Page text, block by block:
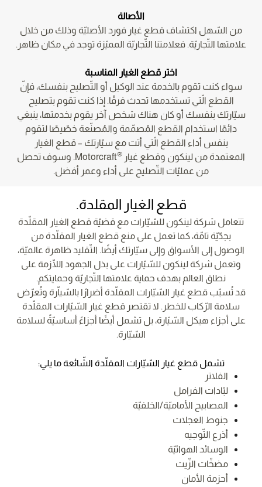
الأصالة
من السّهل اكتشاف قطع غيار فورد الأصليّة وذلك من خلال
علامتها التّجاريّة. فعلامتنا التّجاريّة المميّزة توجد في مكان ظاهر.
اختر قطع الغيار المناسبة
سواء كنت تقوم بالخدمة عند الوكيل أو التّصليح بنفسك، فإنّ
القطع الّتي تستخدمها تحدث فرقًا. إذا كنت تقوم بتصليح
سيّارتك بنفسك أو كان هناك شخص آخر يقوم بخدمتها، ينبغي
دائمًا استخدام القطع المُصمّمة والمُصنّعة خصّيصًا لتقوم
بنفس أداء القطع الّتي أتت مع سيّارتك – قطع الغيار
المعتمدة من لينكون وقطع غيار ®
Motorcraft. وسوف تحصل
من عمليّات التّصليح على أداء وعمر أفضل.
قطع الغيار المقلدة.
تتعامل شركة لينكون للسّيّارات مع قضيّة قطع الغيار المقلّدة
بجدّيّة تامّة، كما تعمل على منع قطع الغيار المقلّدة من
الوصول إلى الأسواق وإلى سيّارتك أيضًا. التّقليد ظاهرة عالميّة،
وتعمل شركة لينكون للسّيّارات على بذل الجهود اللّازمة على
نطاق العالم بهدف حماية علامتها التّجاريّة وحمايتكم.
قد تُسبّب قطع غيار السّيّارات المقلّدة أضرارًا بالسّياّرة وتُعرّض
سلامة الرّكاب للخطر. لا تقتصر قطع غيار السّيّارات المقلّدة
على أجزاء هيكل السّيّارة، بل تشمل أيضًا أجزاءً أساسيّةً لسلامة
السّيّارة.
تشمل قطع غيار السّيّارات المقلّدة الشّائعة ما يلي:
الفلاتر
لبّادات الفرامل
المصابيح الأماميّة/الخلفيّة
جنوط العجلات
أذرع التّوجيه
الوسائد الهوائيّة
مضخّات الزّيت
أحزمة الأمان